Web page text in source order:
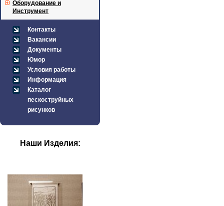
Оборудование и
Инструмент
Контакты
Вакансии
Документы
Юмор
Условия работы
Информация
Каталог
пескоструйных
рисунков
Наши Изделия: